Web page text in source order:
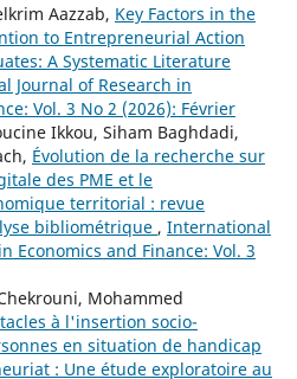
Aazzab, Key Factors in the
to Entrepreneurial Action
A Systematic Literature
Journal of Research in
Vol. 3 No 2 (2026): Février
Ikkou, Siham Baghdadi,
Évolution de la recherche sur
des PME et le
territorial : revue
bibliométrique , International
Economics and Finance: Vol. 3
Mohammed
à l'insertion socio-
en situation de handicap
: Une étude exploratoire au